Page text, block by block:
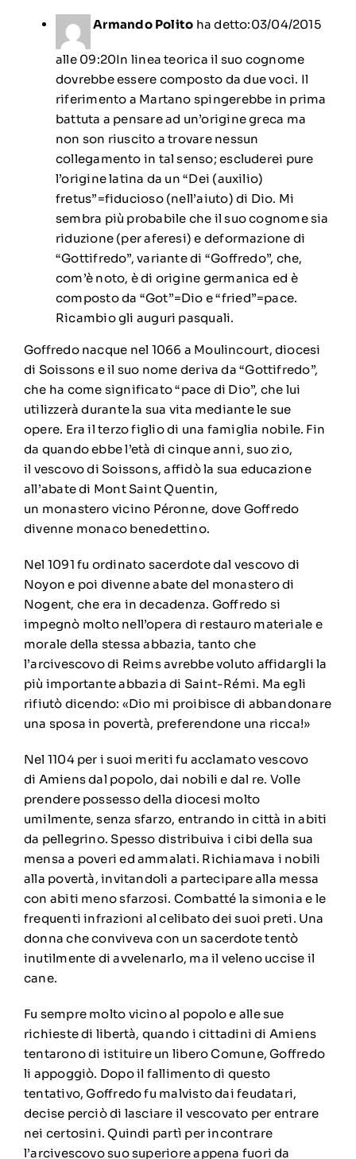
Armando Polito ha detto:03/04/2015
alle 09:20In linea teorica il suo cognome
dovrebbe essere composto da due voci. Il
riferimento a Martano spingerebbe in prima
battuta a pensare ad un’origine greca ma
non son riuscito a trovare nessun
collegamento in tal senso; escluderei pure
l’origine latina da un “Dei (auxilio)
fretus”=fiducioso (nell’aiuto) di Dio. Mi
sembra più probabile che il suo cognome sia
riduzione (per aferesi) e deformazione di
“Gottifredo”, variante di “Goffredo”, che,
com’è noto, è di origine germanica ed è
composto da “Got”=Dio e “fried”=pace.
Ricambio gli auguri pasquali.
Goffredo nacque nel 1066 a Moulincourt, diocesi
di Soissons e il suo nome deriva da “Gottifredo”,
che ha come significato “pace di Dio”, che lui
utilizzerà durante la sua vita mediante le sue
opere. Era il terzo figlio di una famiglia nobile. Fin
da quando ebbe l’età di cinque anni, suo zio,
il vescovo di Soissons, affidò la sua educazione
all’abate di Mont Saint Quentin,
un monastero vicino Péronne, dove Goffredo
divenne monaco benedettino.
Nel 1091 fu ordinato sacerdote dal vescovo di
Noyon e poi divenne abate del monastero di
Nogent, che era in decadenza. Goffredo si
impegnò molto nell’opera di restauro materiale e
morale della stessa abbazia, tanto che
l’arcivescovo di Reims avrebbe voluto affidargli la
più importante abbazia di Saint-Rémi. Ma egli
rifiutò dicendo: «Dio mi proibisce di abbandonare
una sposa in povertà, preferendone una ricca!»
Nel 1104per i suoi meriti fu acclamato vescovo
di Amiensdal popolo, dai nobili e dal re. Volle
prendere possesso della diocesi molto
umilmente, senza sfarzo, entrando in città in abiti
da pellegrino. Spesso distribuiva i cibi della sua
mensa a poveri ed ammalati. Richiamava i nobili
alla povertà, invitandoli a partecipare alla messa
con abiti meno sfarzosi. Combatté la simonia e le
frequenti infrazioni al celibato dei suoi preti. Una
donna che conviveva con un sacerdote tentò
inutilmente di avvelenarlo, ma il veleno uccise il
cane.
Fu sempre molto vicino al popolo e alle sue
richieste di libertà, quando i cittadini di Amiens
tentarono di istituire un libero Comune, Goffredo
li appoggiò. Dopo il fallimento di questo
tentativo, Goffredo fu malvisto dai feudatari,
decise perciò di lasciare il vescovato per entrare
nei certosini. Quindi partì per incontrare
l’arcivescovo suo superiore appena fuori da